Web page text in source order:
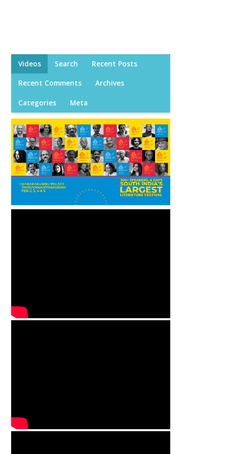
Videos Search Recent Posts
Recent Comments Archives
Categories Meta